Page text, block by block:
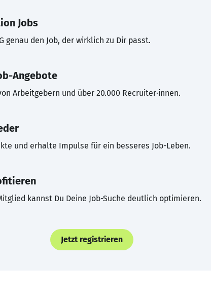
Jobs
genau den Job, der wirklich zu Dir passt.
Angebote
Arbeitgebern und über 20.000 Recruiter·innen.
und erhalte Impulse für ein besseres Job-Leben.
kannst Du Deine Job-Suche deutlich optimieren.
Jetzt registrieren